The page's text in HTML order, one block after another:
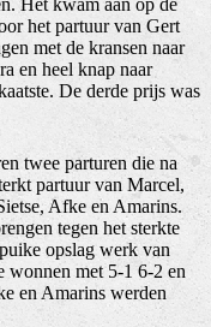
het partuur van Gert
met de kransen naar
en heel knap naar
De derde prijs was
twee parturen die na
partuur van Marcel,
Afke en Amarins.
tegen het sterkte
opslag werk van
wonnen met 5-1 6-2 en
en Amarins werden